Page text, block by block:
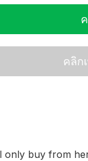
คลิก
only buy from